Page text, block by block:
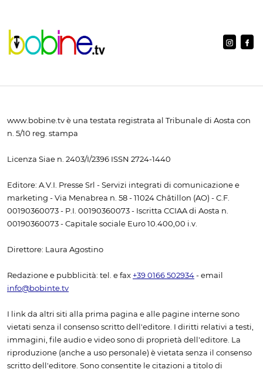
www.bobine.tv è una testata registrata al Tribunale di Aosta con
n. 5/10 reg. stampa
Licenza Siae n. 2403/I/2396 ISSN 2724-1440
Editore: A.V.I. Presse Srl - Servizi integrati di comunicazione e
marketing - Via Menabrea n. 58 - 11024 Châtillon (AO) - C.F.
00190360073 - P.I. 00190360073 - Iscritta CCIAA di Aosta n.
00190360073 - Capitale sociale Euro 10.400,00 i.v.
Direttore: Laura Agostino
Redazione e pubblicità: tel. e fax +39 0166 502934 - email
info@bobinte.tv
I link da altri siti alla prima pagina e alle pagine interne sono
vietati senza il consenso scritto dell'editore. I diritti relativi a testi,
immagini, file audio e video sono di proprietà dell'editore. La
riproduzione (anche a uso personale) è vietata senza il consenso
scritto dell'editore. Sono consentite le citazioni a titolo di